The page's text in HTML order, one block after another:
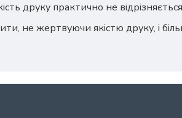
друку практично не
не жертвуючи якістю друку, і